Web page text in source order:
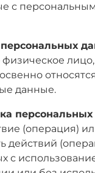
с
относятся
данные.
(операция)
действий
с